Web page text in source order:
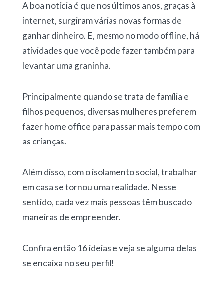
A boa notícia é que nos últimos anos, graças à
internet, surgiram várias novas formas de
ganhar dinheiro. E, mesmo no modo offline, há
atividades que você pode fazer também para
levantar uma graninha.
Principalmente quando se trata de família e
filhos pequenos, diversas mulheres preferem
fazer home office para passar mais tempo com
as crianças.
Além disso, com o isolamento social, trabalhar
em casa se tornou uma realidade. Nesse
sentido, cada vez mais pessoas têm buscado
maneiras de empreender.
Confira então 16 ideias e veja se alguma delas
se encaixa no seu perfil!